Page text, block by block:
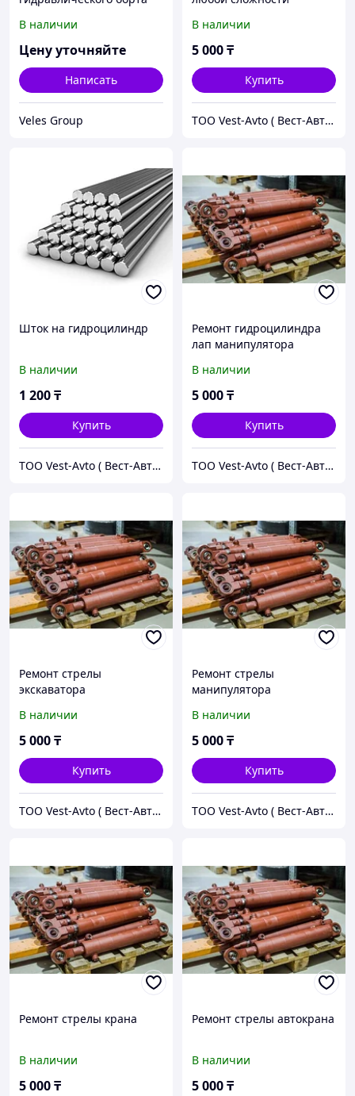
В наличии
Цену уточняйте
Написать
Veles Group
В наличии
5 000₸
Купить
ТОО Vest-Avto ( Вест-Авто )
Шток на гидроцилиндр
В наличии
1 200₸
Купить
ТОО Vest-Avto ( Вест-Авто )
Ремонт гидроцилиндра
лап манипулятора
В наличии
5 000₸
Купить
ТОО Vest-Avto ( Вест-Авто )
Ремонт стрелы
экскаватора
В наличии
5 000₸
Купить
ТОО Vest-Avto ( Вест-Авто )
Ремонт стрелы
манипулятора
В наличии
5 000₸
Купить
ТОО Vest-Avto ( Вест-Авто )
Ремонт стрелы крана
В наличии
5 000₸
Ремонт стрелы автокрана
В наличии
5 000₸